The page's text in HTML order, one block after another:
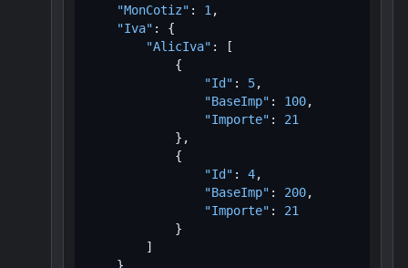
"MonCotiz" : 1 ,
"Iva" :
{
"AlicIva" :
[
{
"Id" : 5,
"BaseImp" : 100,
"Importe" :
21
} ,
{
"Id" : 4,
"BaseImp" : 200,
"Importe" :
21
}
]